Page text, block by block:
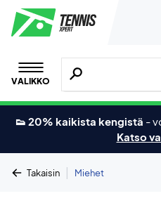
VALIKKO
Hae tuotteita,
👟 20% kaikista kengistä -
Katso
Takaisin | Miehet